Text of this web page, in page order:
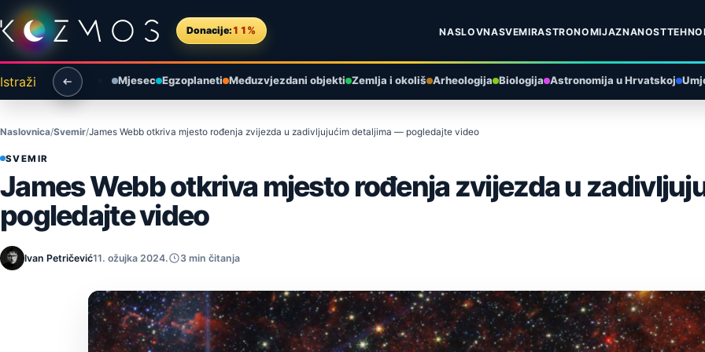
Preskoči na sadržaj
Donacije: 11% NASLOVNASVEMIRASTRONOMIJAZNANOST
Istraži Mjesec Egzoplaneti Međuzvjezdani objekti Zemlja i okoliš Arheologija Biologija Astronomija u Hrvatskoj
Naslovnica Svemir James Webb otkriva mjesto rođenja zvijezda u zadivljujućim detaljima — pogledajte video
SVEMIR
James Webb otkriva mjesto rođenja zvijezda u
pogledajte video
Ivan Petričević11. ožujka 2024. 3 min čitanja